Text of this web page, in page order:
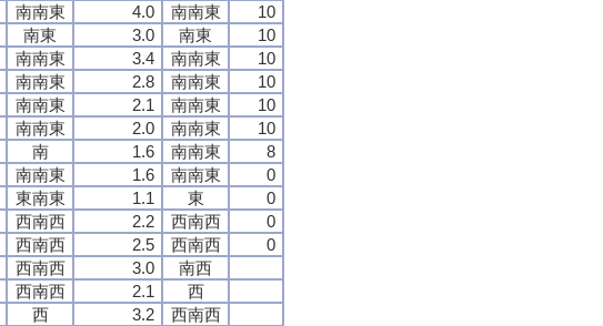
南南東 4.0 南南東
10
南東 3.0 南東
10
南南東 3.4 南南東
10
南南東 2.8 南南東
10
南南東 2.1 南南東
10
南南東 2.0 南南東
10
南 1.6 南南東
8
南南東 1.6 南南東
0
東南東 1.1 東
0
西南西 2.2 西南西
0
西南西 2.5 西南西
0
西南西 3.0
南西
西南西 2.1
西
西 3.2
西南西